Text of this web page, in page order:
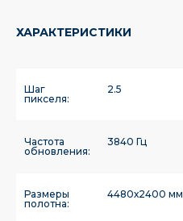
ХАРАКТЕРИСТИКИ
Шаг
пикселя:
2.5
Частота
обновления:
3840 Гц
Размеры
полотна:
4480х2400 мм